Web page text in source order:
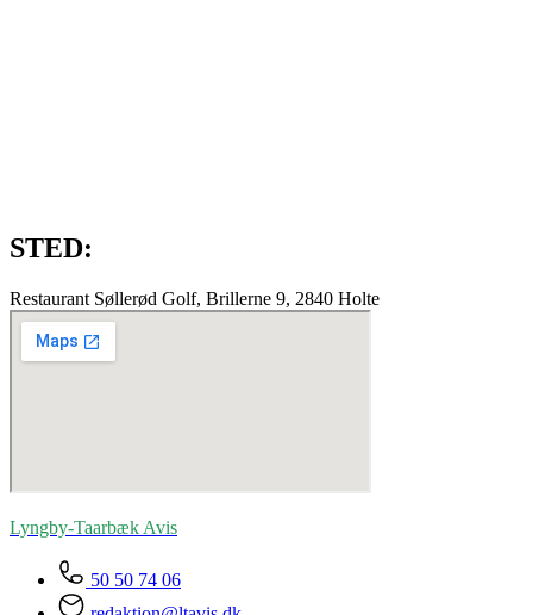
STED:
Restaurant Søllerød Golf, Brillerne 9, 2840 Holte
Lyngby-Taarbæk Avis
50 50 74 06